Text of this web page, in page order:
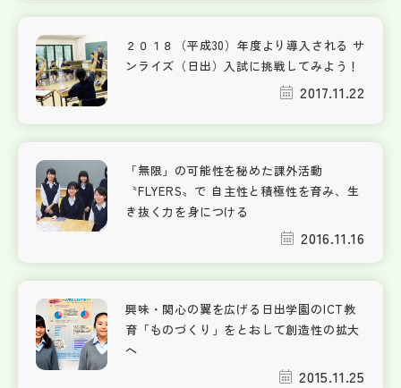
２０１８（平成30）年度より導入される サ
ンライズ（日出）入試に挑戦してみよう！
2017.11.22
「無限」の可能性を秘めた課外活動
〝FLYERS〟で 自主性と積極性を育み、生
き抜く力を身につける
2016.11.16
興味・関心の翼を広げる日出学園のICT教
育「ものづくり」をとおして創造性の拡大
へ
2015.11.25